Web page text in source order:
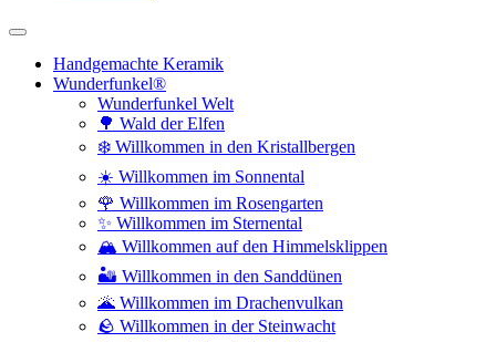
Handgemachte Keramik
Wunderfunkel®
Wunderfunkel Welt
🌳 Wald der Elfen
❄️ Willkommen in den Kristallbergen
☀️ Willkommen im Sonnental
🌹 Willkommen im Rosengarten
✨ Willkommen im Sternental
🏔️ Willkommen auf den Himmelsklippen
🏜️ Willkommen in den Sanddünen
🌋 Willkommen im Drachenvulkan
🪨 Willkommen in der Steinwacht